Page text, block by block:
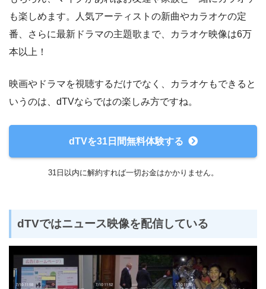
も楽しめます。人気アーティストの新曲やカラオケの定
番、さらに最新ドラマの主題歌まで、カラオケ映像は6万
本以上！
映画やドラマを視聴するだけでなく、カラオケもできると
いうのは、dTVならではの楽しみ方ですね。
dTVを31日間無料体験する
31日以内に解約すれば一切お金はかかりません。
dTVではニュース映像を配信している